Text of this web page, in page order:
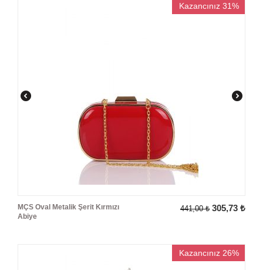
Kazancınız 31%
MÇS Oval Metalik Şerit Kırmızı
Abiye
441,00 ₺ 305,73 ₺
Kazancınız 26%